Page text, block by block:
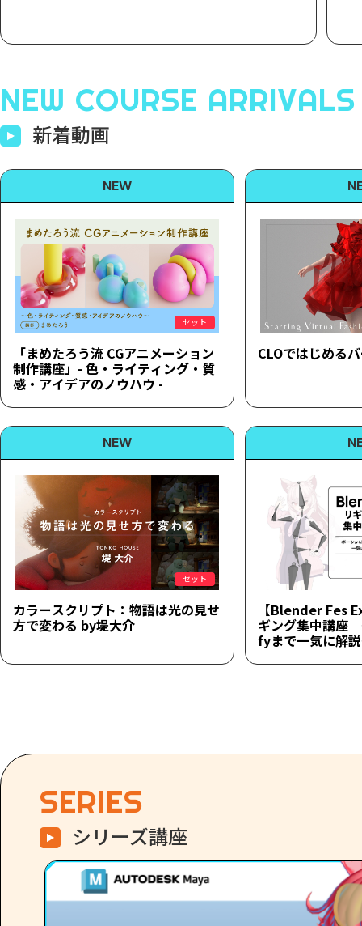
NEW COURSE ARRIVALS
新着動画
セット
「まめたろう流 CGアニメーション
制作講座」- 色・ライティング・質
感・アイデアのノウハウ -
CLOではじめる
セット
カラースクリプト：物語は光の見せ
方で変わる by堤大介
【Blender Fes
ギング集中講座
fyまで一気に解
SERIES
シリーズ講座